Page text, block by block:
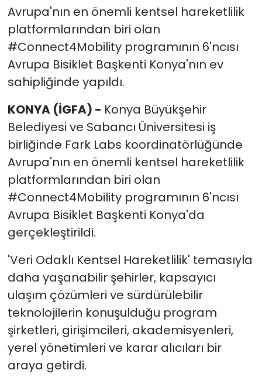
Avrupa'nın en önemli kentsel hareketlilik
platformlarından biri olan
#Connect4Mobility programının 6'ncısı
Avrupa Bisiklet Başkenti Konya'nın ev
sahipliğinde yapıldı.
KONYA (İGFA) - Konya Büyükşehir
Belediyesi ve Sabancı Üniversitesi iş
birliğinde Fark Labs koordinatörlüğünde
Avrupa'nın en önemli kentsel hareketlilik
platformlarından biri olan
#Connect4Mobility programının 6'ncısı
Avrupa Bisiklet Başkenti Konya'da
gerçekleştirildi.
'Veri Odaklı Kentsel Hareketlilik' temasıyla
daha yaşanabilir şehirler, kapsayıcı
ulaşım çözümleri ve sürdürülebilir
teknolojilerin konuşulduğu program
şirketleri, girişimcileri, akademisyenleri,
yerel yönetimleri ve karar alıcıları bir
araya getirdi.